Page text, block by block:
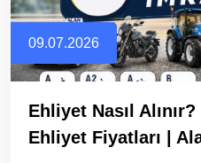
09.07.2026
Ehliyet Nasıl
Ehliyet Fiyatları |